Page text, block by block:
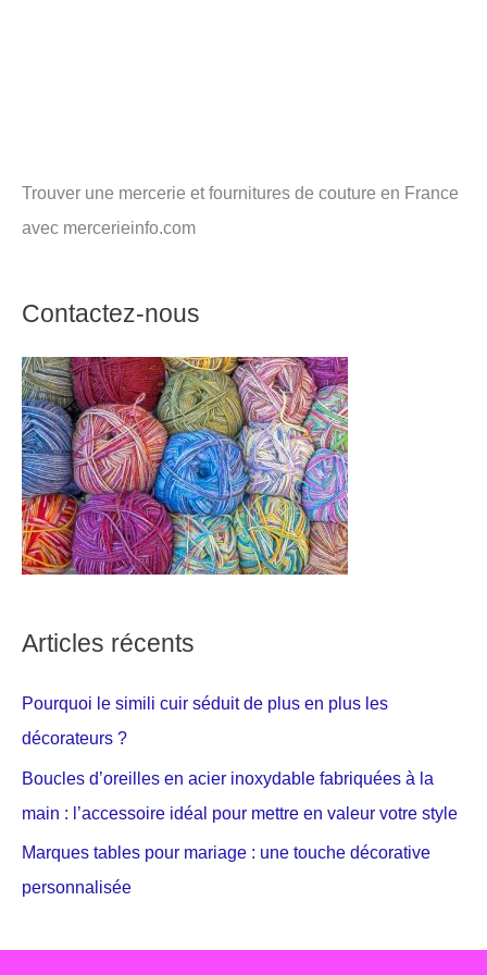
Trouver une mercerie et fournitures de couture en France
avec mercerieinfo.com
Contactez-nous
Articles récents
Pourquoi le simili cuir séduit de plus en plus les
décorateurs ?
Boucles d’oreilles en acier inoxydable fabriquées à la
main : l’accessoire idéal pour mettre en valeur votre style
Marques tables pour mariage : une touche décorative
personnalisée